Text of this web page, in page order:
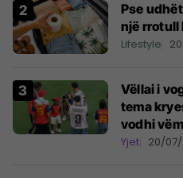
Pse
një rrotull
Lifestyle
Vëllai i
tema
vodhi
Kupës së
Yjet 20/